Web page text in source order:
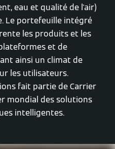
eau et qualité de l'air)
Le portefeuille intégré
les produits et les
et de
ainsi un climat de
les utilisateurs.
fait partie de Carrier
mondial des solutions
intelligentes.